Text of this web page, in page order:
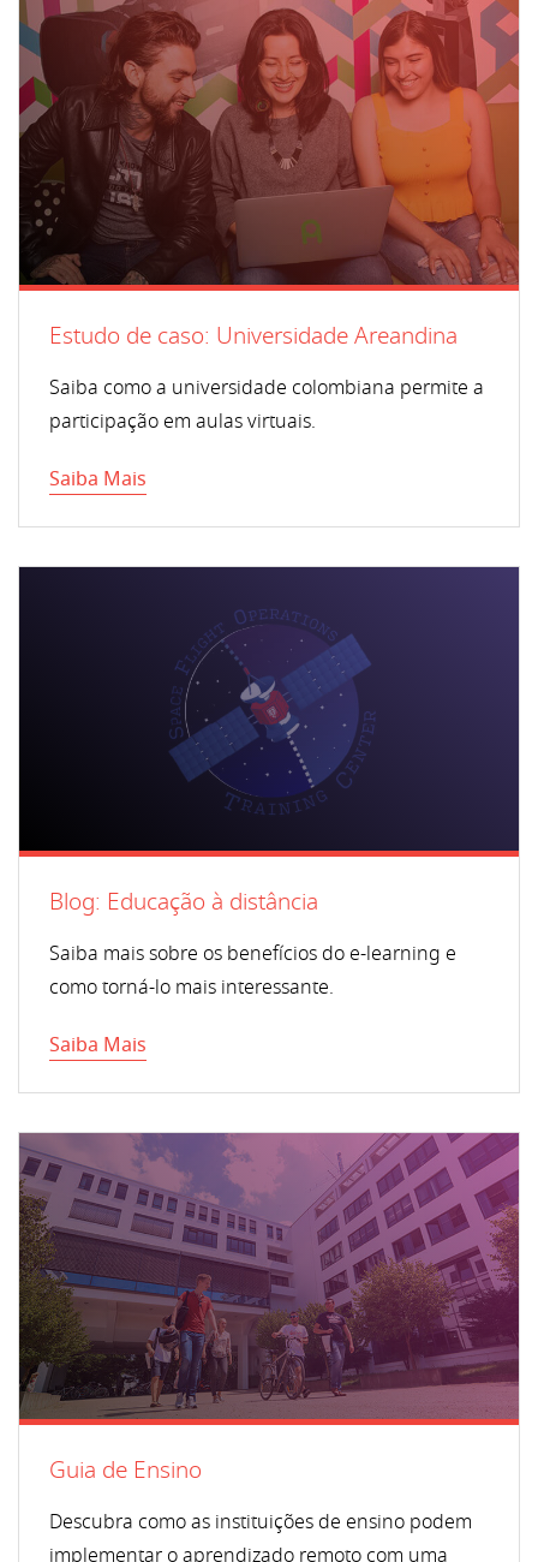
Estudo de caso: Universidade Areandina
Saiba como a universidade colombiana permite a
participação em aulas virtuais.
Saiba Mais
Blog: Educação à distância
Saiba mais sobre os benefícios do e-learning e
como torná-lo mais interessante.
Saiba Mais
Guia de Ensino
Descubra como as instituições de ensino podem
implementar o aprendizado remoto com uma